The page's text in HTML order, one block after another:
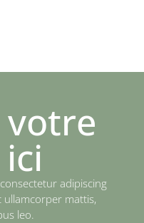
adipiscing
ullamcorper mattis,
leo.